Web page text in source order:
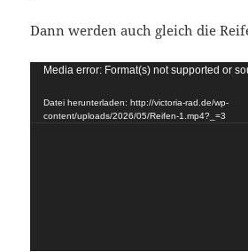
Dann werden auch gleich die
Video-
Media error: Format(s) not supported or
Datei herunterladen: http://victoria-rad.de/wp-
content/uploads/2026/05/Reifen-1.mp4?_=3